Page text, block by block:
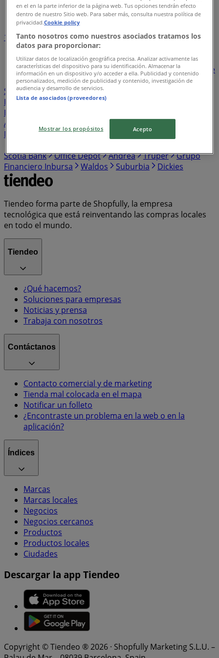
Índice de negocios en Culiacán Rosales
1 345
26
Bodega Aurrera
BBVA Bancomer Walmart
Banorte
Santander
Sam's Club
Farmacias Similares
Soriana Híper
Farmacias Guadalajara
Farmacias del Ahorro
HSBC
Estafeta
Azteca
OXXO Casa Ley Woolworth
Mercado
Del Sol Banamex Costco
Scotia Bank
Office Depot Andrea Truper
Grupo
Financiero Inbursa
Waldos Suburbia Dickies
Tiendeo forma parte de Shopfully, la empresa
tecnológica que está reinventando las compras locales
en todo el mundo.
Tiendeo
¿Qué hacemos?
Soluciones para empresas
Noticias y prensa
Trabaja con nosotros
Contáctanos
Contacto comercial y de marketing
Tienda mal colocada en el mapa
Notificar un folleto
¿Encontraste un problema en la web o en la
aplicación?
Índices
Marcas
Marcas locales
Negocios
Negocios cercanos
Productos
Productos locales
Ciudades
Descargar la app Tiendeo
Copyright © Tiendeo ® 2026 · Shopfully Marketing S.L.U. –
en el en la parte inferior de la página web. Tus opciones tendrán efecto
dentro de nuestro Sitio web. Para saber más, consulta nuestra política de
privacidad.Cookie policy
Tanto nosotros como nuestros asociados tratamos los
datos para proporcionar:
Utilizar datos de localización geográfica precisa. Analizar activamente las
características del dispositivo para su identificación. Almacenar la
información en un dispositivo y/o acceder a ella. Publicidad y contenido
personalizados, medición de publicidad y contenido, investigación de
audiencia y desarrollo de servicios.
Lista de asociados (proveedores)
Mostrar los propósitos Acepto